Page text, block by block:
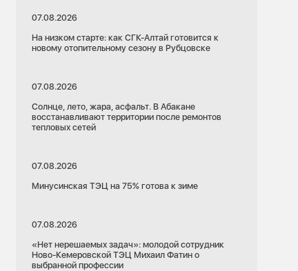
07.08.2026
На низком старте: как СГК-Алтай готовится к
новому отопительному сезону в Рубцовске
07.08.2026
Солнце, лето, жара, асфальт. В Абакане
восстанавливают территории после ремонтов
тепловых сетей
07.08.2026
Минусинская ТЭЦ на 75% готова к зиме
07.08.2026
«Нет нерешаемых задач»: молодой сотрудник
Ново-Кемеровской ТЭЦ Михаил Фатин о
выбранной профессии